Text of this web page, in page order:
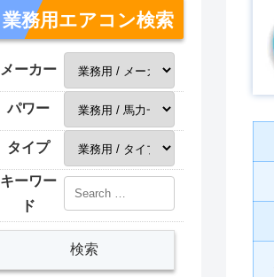
業務用エアコン検索
メーカー
パワー
タイプ
キーワー
ド